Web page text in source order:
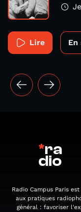
Lire En
*ra
dio
Radio Campus Paris
aux pratiques
général : favoriser